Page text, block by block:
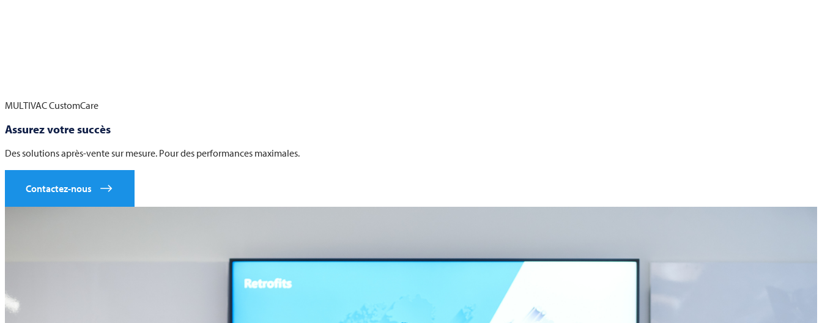
MULTIVACCustomCare
Assurez votre succès
Des solutions après-vente sur mesure. Pour des performances maximales.
Contactez-nous